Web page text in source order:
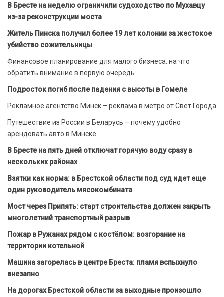
В Бресте на неделю ограничили судоходство по Мухавцу
из-за реконструкции моста
Житель Пинска получил более 19 лет колонии за жестокое
убийство сожительницы
Финансовое планирование для малого бизнеса: на что
обратить внимание в первую очередь
Подросток погиб после падения с высоты в Гомеле
Рекламное агентство Минск – реклама в метро от Свет Города
Путешествие из России в Беларусь – почему удобно
арендовать авто в Минске
В Бресте на пять дней отключат горячую воду сразу в
нескольких районах
Взятки как норма: в Брестской области под суд идет еще
один руководитель мясокомбината
Мост через Припять: старт строительства должен закрыть
многолетний транспортный разрыв
Пожар в Ружанах рядом с костёлом: возгорание на
территории котельной
Машина загорелась в центре Бреста: пламя вспыхнуло
внезапно
На дорогах Брестской области за выходные произошло